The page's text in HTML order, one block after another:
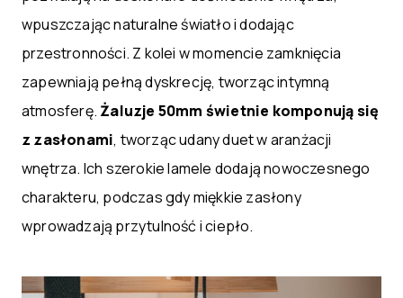
wpuszczając naturalne światło i dodając
przestronności. Z kolei w momencie zamknięcia
zapewniają pełną dyskrecję, tworząc intymną
atmosferę. Żaluzje 50mm świetnie komponują się
z zasłonami, tworząc udany duet w aranżacji
wnętrza. Ich szerokie lamele dodają nowoczesnego
charakteru, podczas gdy miękkie zasłony
wprowadzają przytulność i ciepło.